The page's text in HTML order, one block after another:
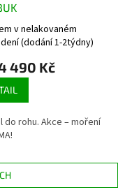
v nelakovaném
(dodání 1-2týdny)
490 Kč
do rohu. Akce – moření